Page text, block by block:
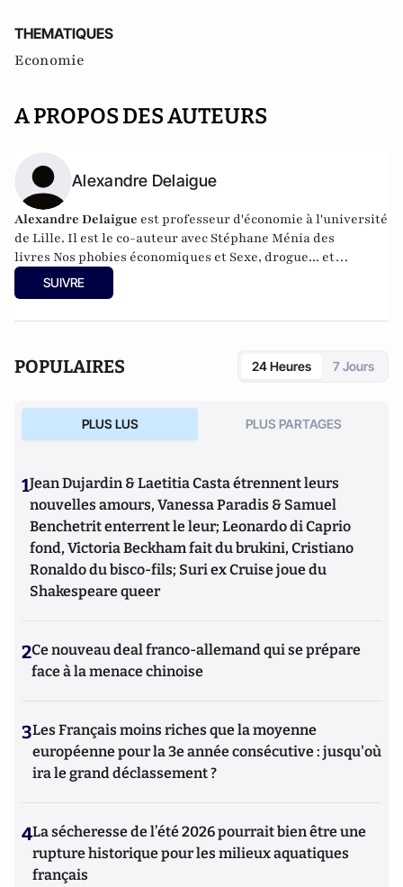
THEMATIQUES
Economie
A PROPOS DES AUTEURS
Alexandre Delaigue
Alexandre Delaigue estprofesseur d'économie à l'université
de Lille. Il est le co-auteur avec Stéphane Ménia des
livres Nos phobies économiques etSexe, drogue... et
économie : pas de sujet tabou pour les économistes
chez Pearson). Son site :
SUIVRE
POPULAIRES 24 Heures 7 Jours
PLUS LUS PLUS PARTAGES
1Jean Dujardin & Laetitia Casta étrennent leurs
nouvelles amours, Vanessa Paradis & Samuel
Benchetrit enterrent le leur; Leonardo di Caprio
fond, Victoria Beckham fait du brukini, Cristiano
Ronaldo du bisco-fils; Suri ex Cruise joue du
Shakespeare queer
2Ce nouveau deal franco-allemand qui se prépare
face à la menace chinoise
3Les Français moins riches que la moyenne
européenne pour la 3e année consécutive : jusqu'où
ira le grand déclassement ?
4La sécheresse de l’été 2026 pourrait bien être une
rupture historique pour les milieux aquatiques
français